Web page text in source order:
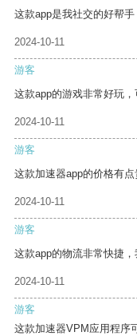
这款app是我社交的好帮
2024-10-11
游客
这款app的游戏非常好玩，
2024-10-11
游客
这款加速器app的价格有
2024-10-11
游客
这款app的物流非常快捷，
2024-10-11
游客
这款加速器VPM应用程序